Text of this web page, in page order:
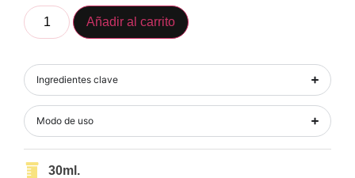
Añadir al carrito
Ingredientes clave
Modo de uso
30ml.